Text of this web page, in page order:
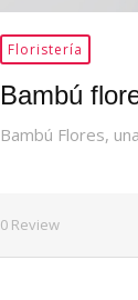
Floristería
Bambú
Bambú Flores,
0 Review